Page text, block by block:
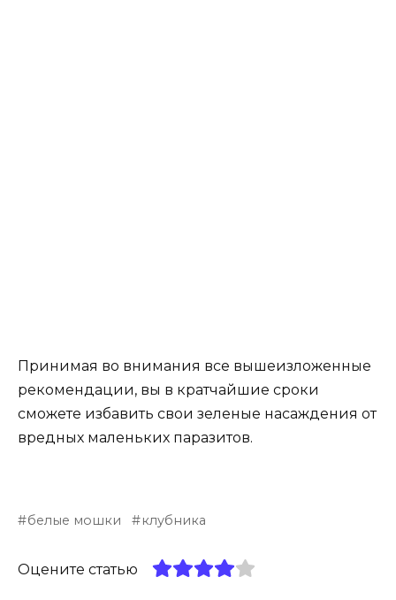
Принимая во внимания все вышеизложенные
рекомендации, вы в кратчайшие сроки
сможете избавить свои зеленые насаждения от
вредных маленьких паразитов.
белые мошки клубника
Оцените статью